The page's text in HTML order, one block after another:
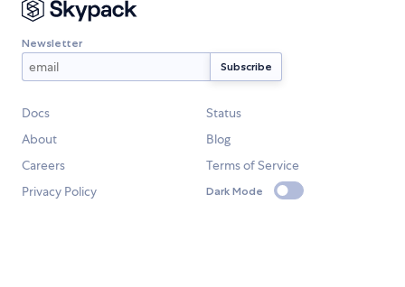
Newsletter
Docs
Status
About
Blog
Careers
Terms of Service
Privacy Policy
Dark Mode